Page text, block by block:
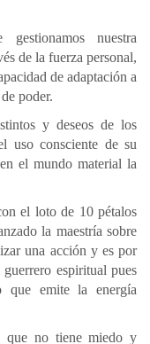
nuestra
de la fuerza personal,
de adaptación a
poder.
y deseos de los
uso consciente de su
el mundo material la
el loto de 10 pétalos
la maestría sobre
una acción y es por
espiritual pues
que emite la energía
que no tiene miedo y